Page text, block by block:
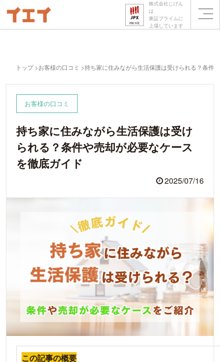
株式会社じげん
は
東証プライムに
上場しています
トップ お客様の口コミ 持ち家に住みながら生活保護は受けられる？条件
お客様の口コミ
持ち家に住みながら生活保護は受け
られる？条件や売却が必要なケース
を徹底ガイド
2025/07/16
この記事の概要